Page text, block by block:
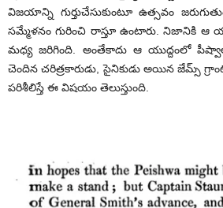
విజయాన్ని గుర్తుచేసుకుంటూ ఉత్సవం
సమ్మేళనం గురించి రాస్తూ ఉంటారు. నిజానికి ఆ
మధ్య జరిగింది. అంతేకాదు ఆ యుద్దంలో
చెందిన చరిత్రకారుడు, సైనికుడు అయిన జేమ్స్
పరిశీలిస్తే ఈ విషయం తెలుస్తుంది.